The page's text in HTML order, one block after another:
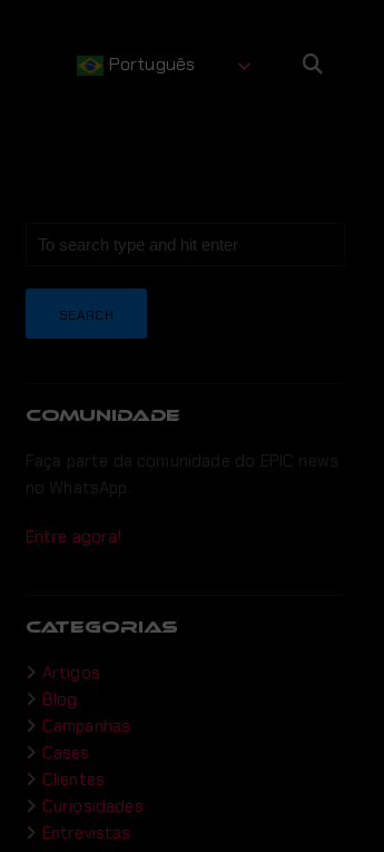
COMUNIDADE
Faça parte da comunidade do EPIC news
no WhatsApp.
Entre agora!
CATEGORIAS
Artigos
Blog
Campanhas
Cases
Clientes
Curiosidades
Entrevistas
Português